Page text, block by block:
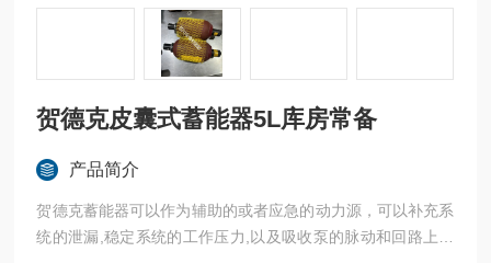
贺德克皮囊式蓄能器5L库房常备
产品简介
贺德克蓄能器可以作为辅助的或者应急的动力源，可以补充系
统的泄漏,稳定系统的工作压力,以及吸收泵的脉动和回路上的